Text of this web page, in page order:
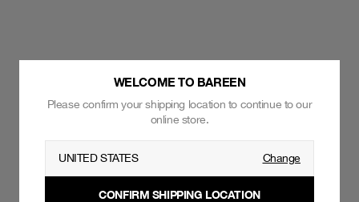
WELCOME TO BAREEN
Please confirm your shipping location to continue to our
online store.
UNITED STATES Change
CONFIRM SHIPPING LOCATION